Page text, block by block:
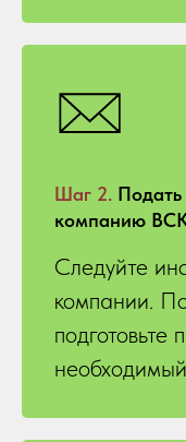
Шаг 2. Подать
компанию
Следуйте
компании.
подготовьте